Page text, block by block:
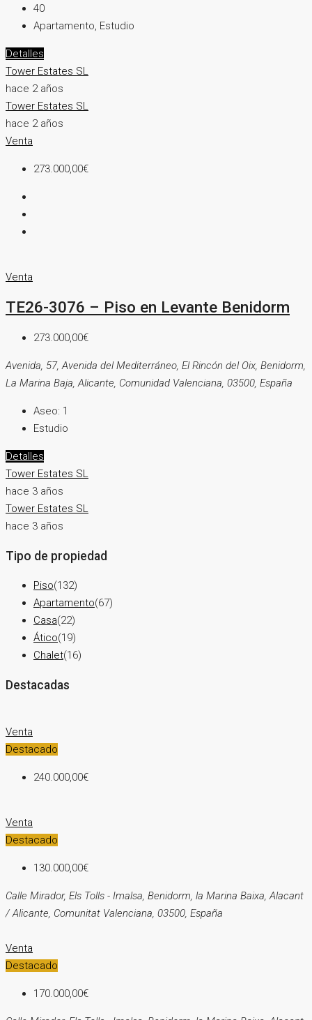
40
Apartamento, Estudio
Detalles
Tower Estates SL
hace 2 años
Tower Estates SL
hace 2 años
Venta
273.000,00€
Venta
TE26-3076 – Piso en Levante Benidorm
273.000,00€
Avenida, 57, Avenida del Mediterráneo, El Rincón del Oix, Benidorm,
La Marina Baja, Alicante, Comunidad Valenciana, 03500, España
Aseo: 1
Estudio
Detalles
Tower Estates SL
hace 3 años
Tower Estates SL
hace 3 años
Tipo de propiedad
Piso(132)
Apartamento(67)
Casa(22)
Ático(19)
Chalet(16)
Destacadas
Venta
Destacado
240.000,00€
Venta
Destacado
130.000,00€
Calle Mirador, Els Tolls - Imalsa, Benidorm, la Marina Baixa, Alacant
/ Alicante, Comunitat Valenciana, 03500, España
Venta
Destacado
170.000,00€